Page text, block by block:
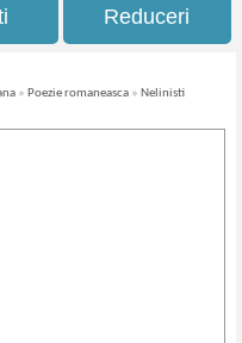
Reduceri
» Poezie romaneasca » Nelinisti